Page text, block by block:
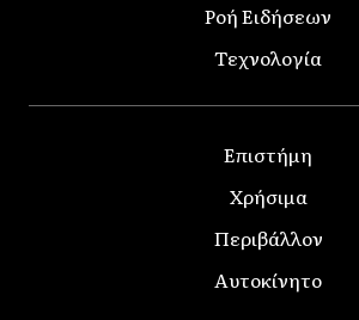
Ροή Ειδήσεων
Τεχνολογία
Επιστήμη
Χρήσιμα
Περιβάλλον
Αυτοκίνητο